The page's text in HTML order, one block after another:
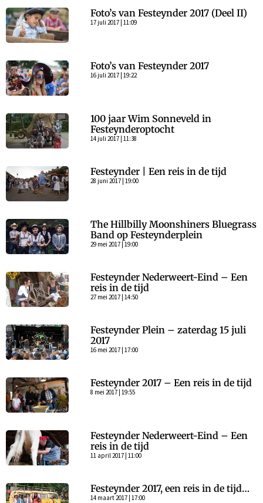
Foto’s van Festeynder 2017 (Deel II)
17 juli 2017 | 11:09
Foto’s van Festeynder 2017
16 juli 2017 | 19:22
100 jaar Wim Sonneveld in
Festeynderoptocht
14 juli 2017 | 11:38
Festeynder | Een reis in de tijd
28 juni 2017 | 19:00
The Hillbilly Moonshiners Bluegrass
Band op Festeynderplein
29 mei 2017 | 19:00
Festeynder Nederweert-Eind – Een
reis in de tijd
27 mei 2017 | 14:50
Festeynder Plein – zaterdag 15 juli
2017
16 mei 2017 | 17:00
Festeynder 2017 – Een reis in de tijd
8 mei 2017 | 19:55
Festeynder Nederweert-Eind – Een
reis in de tijd
11 april 2017 | 11:00
Festeynder 2017, een reis in de tijd…
14 maart 2017 | 17:00